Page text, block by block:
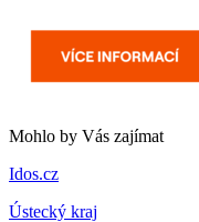
Mohlo by Vás zajímat
Idos.cz
Ústecký kraj